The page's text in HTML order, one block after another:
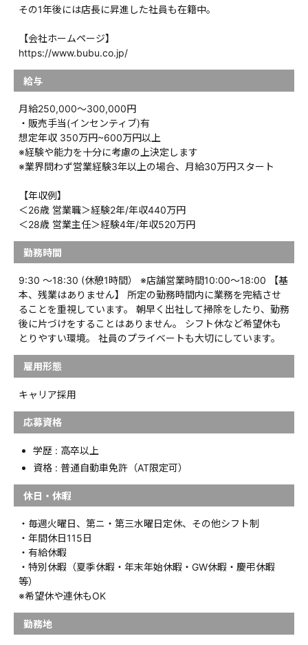
その1年後には店長に昇進した社員も在籍中。
【会社ホームページ】
https://www.bubu.co.jp/
給与
月給250,000〜300,000円
・販売手当(インセンティブ)有
想定年収 350万円~600万円以上
※経験や能力を十分に考慮の上決定します
※業界問わず営業経験3年以上の場合、月給30万円スタート
【年収例】
＜26歳 営業職＞経験2年/年収440万円
＜28歳 営業主任＞経験4年/年収520万円
勤務時間
9:30 ～18:30 (休憩1時間） ※店舗営業時間10:00～18:00 【基
本、残業はありません】 所定の勤務時間内に業務を完結させ
ることを重視しています。 朝早く出社して掃除をしたり、勤務
後に片づけをすることはありません。 シフト休など希望休も
とりやすい環境。 社員のプライベートも大切にしています。
雇用形態
キャリア採用
応募資格
学歴 : 高卒以上
資格 : 普通自動車免許（AT限定可）
休日・休暇
・毎週火曜日、第ニ・第三水曜日定休、その他シフト制
・年間休日115日
・有給休暇
・特別休暇（夏季休暇・年末年始休暇・GW休暇・慶弔休暇
等）
※希望休や連休もOK
勤務地